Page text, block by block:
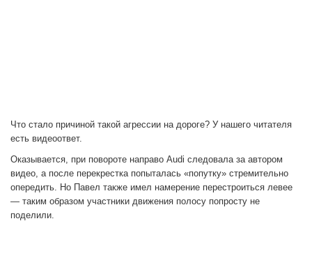
Что стало причиной такой агрессии на дороге? У нашего читателя
есть видеоответ.
Оказывается, при повороте направо Audi следовала за автором
видео, а после перекрестка попыталась «попутку» стремительно
опередить. Но Павел также имел намерение перестроиться левее
— таким образом участники движения полосу попросту не
поделили.